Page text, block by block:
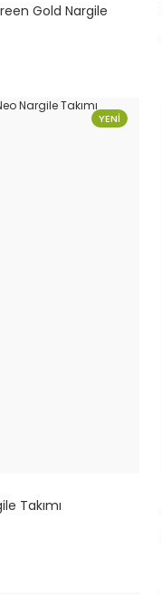
Gold Nargile
YENİ
Takımı